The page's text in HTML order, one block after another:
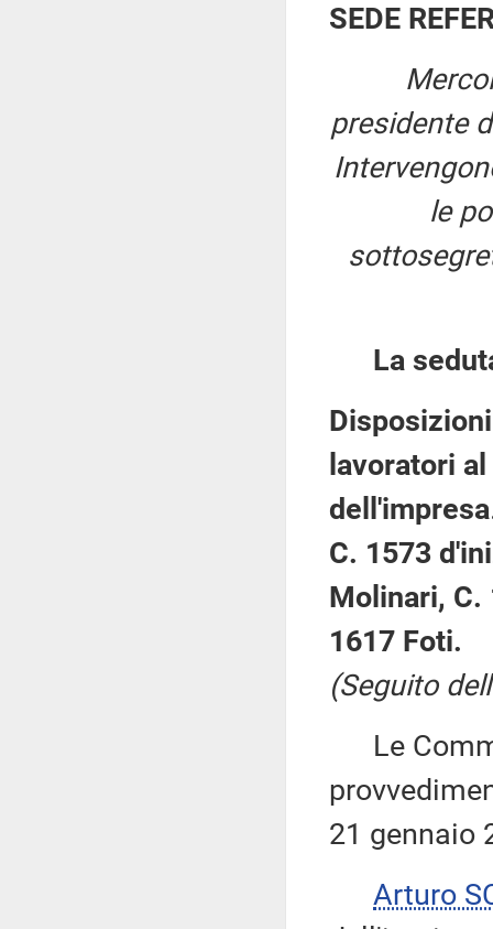
SEDE
presidente
le
La
lavoratori
dell'impresa
C. 1573
Molinari, C.
1617 Foti.
(Seguito
Le
21 gennaio
Arturo